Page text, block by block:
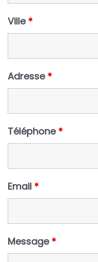
Ville *
Adresse *
Téléphone *
Email *
Message *